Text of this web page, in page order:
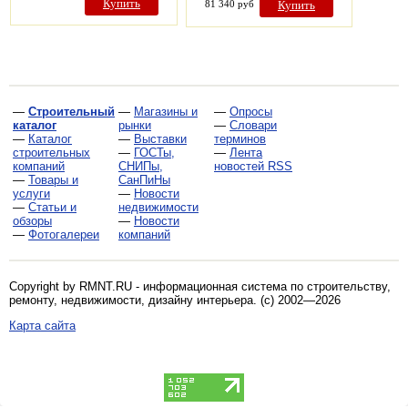
Купить 81 340 руб Купить
— Строительный
каталог
— Каталог
строительных
компаний
— Товары и
услуги
— Статьи и
обзоры
— Фотогалереи
— Магазины и
рынки
— Выставки
— ГОСТы,
СНИПы,
СанПиНы
— Новости
недвижимости
— Новости
компаний
— Опросы
— Словари
терминов
— Лента
новостей RSS
Copyright by RMNT.RU - информационная система по строительству,
ремонту, недвижимости, дизайну интерьера. (c) 2002—2026
Карта сайта